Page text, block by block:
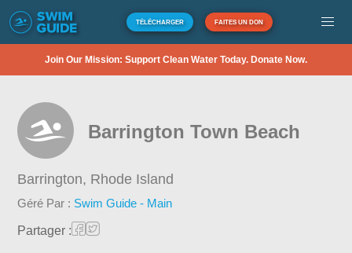
TÉLÉCHARGER FAITES UN DON
Join Our Mission: Support Clean Water Today. Donate Now.
Barrington Town Beach
Barrington, Rhode Island
Géré Par : Swim Guide - Main
Partager :